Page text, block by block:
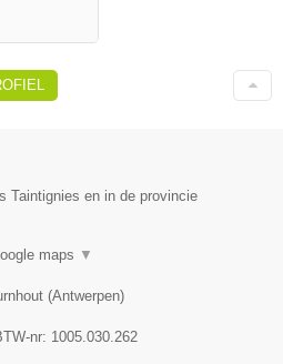
Taintignies en in de provincie
maps ▼
(Antwerpen)
nr: 1005.030.262